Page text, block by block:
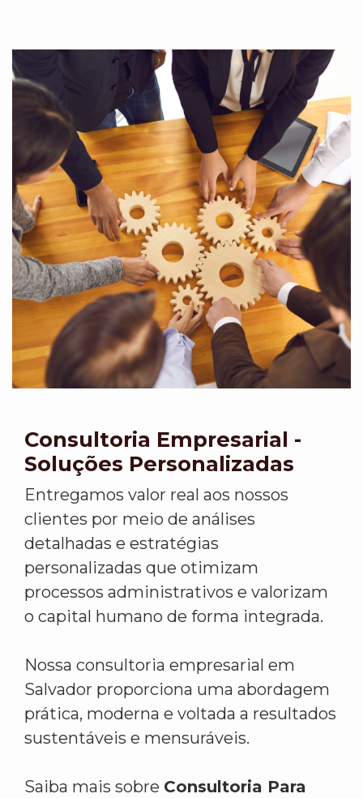
Consultoria Empresarial -
Soluções Personalizadas
Entregamos valor real aos nossos
clientes por meio de análises
detalhadas e estratégias
personalizadas que otimizam
processos administrativos e valorizam
o capital humano de forma integrada.
Nossa consultoria empresarial em
Salvador proporciona uma abordagem
prática, moderna e voltada a resultados
sustentáveis e mensuráveis.
Saiba mais sobre Consultoria Para